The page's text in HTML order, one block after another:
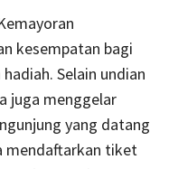
kesempatan bagi
Selain undian
juga menggelar
yang datang
mendaftarkan tiket